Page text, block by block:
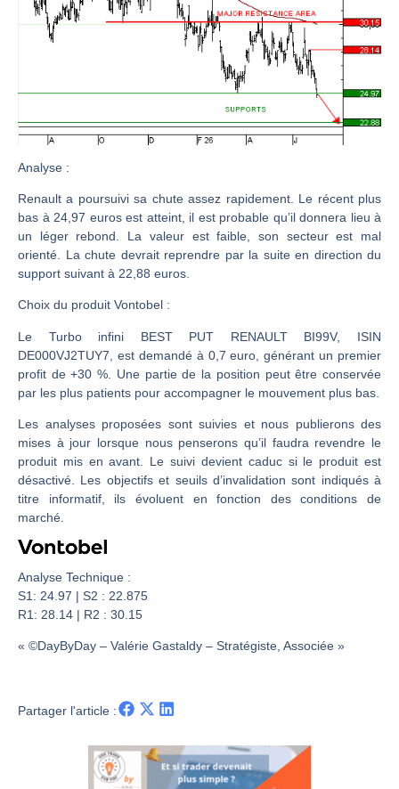
CAC 40 : Vers un nouveau record ? Analyse avant la décision de la Fed | Denis Desclos – Chrono CAC
Christian Parisot : Les marchés à l’épreuve des signaux | Interview Économique
LVMH : Un rebond à confirmer | Bernard Prats-Desclaux – Market Movers
Le monde a changé de règles cette nuit. Personne ne vous l’a encore dit | Louis-Antoine Michelet
La France, maillon faible de l’Europe ! | Jean-Louis Cussac – Chrono CAC
Pourquoi 6 guerres explosent en même temps cette semaine | par Louis-Antoine Michelet
Les investisseurs y croient toujours | Point Stratégique Hebdomadaire – Éric Galiègue
Une inertie haussière qui ralentit | Antoine Quesada – Chrono CAC
WTI : Explosion mais réserves au plus bas | Denis Desclos – Market Movers
Analyse :
Renault a poursuivi sa chute assez rapidement. Le récent plus
bas à 24,97 euros est atteint, il est probable qu’il donnera lieu à
un léger rebond. La valeur est faible, son secteur est mal
orienté. La chute devrait reprendre par la suite en direction du
support suivant à 22,88 euros.
Choix du produit Vontobel :
Le Turbo infini BEST PUT RENAULT BI99V, ISIN
DE000VJ2TUY7, est demandé à 0,7 euro, générant un premier
profit de +30 %. Une partie de la position peut être conservée
par les plus patients pour accompagner le mouvement plus bas.
Les analyses proposées sont suivies et nous publierons des
mises à jour lorsque nous penserons qu’il faudra revendre le
produit mis en avant. Le suivi devient caduc si le produit est
désactivé. Les objectifs et seuils d’invalidation sont indiqués à
titre informatif, ils évoluent en fonction des conditions de
marché.
Analyse Technique :
S1: 24.97 | S2 : 22.875
R1: 28.14 | R2 : 30.15
« ©DayByDay – Valérie Gastaldy – Stratégiste, Associée »
Partager l'article :